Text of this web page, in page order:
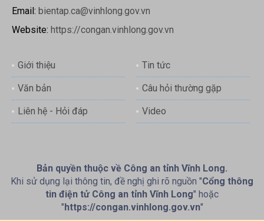
Email: bientap.ca@vinhlong.gov.vn
Website: https://congan.vinhlong.gov.vn
Giới thiệu Tin tức
Văn bản Câu hỏi thường gặp
Liên hệ - Hỏi đáp Video
Bản quyền thuộc về Công an tỉnh Vĩnh Long.
Khi sử dụng lại thông tin, đề nghị ghi rõ nguồn "Cổng thông
tin điện tử Công an tỉnh Vĩnh Long" hoặc
"https://congan.vinhlong.gov.vn"